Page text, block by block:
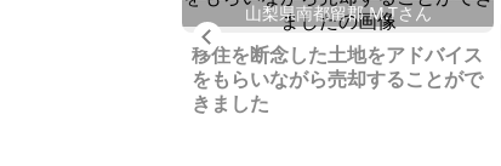
Previous
山梨県南都留郡 M.Tさん
移住を断念した土地をアドバイス
をもらいながら売却することがで
きました